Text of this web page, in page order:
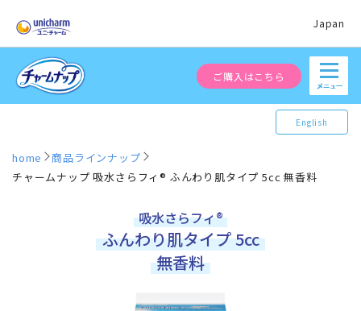
Japan
ご購入はこちら
English
home
商品ラインナップ
チャームナップ 吸水さらフィ® ふんわり肌タイプ 5cc 無香料
吸水さらフィ®
ふんわり肌タイプ 5cc
無香料